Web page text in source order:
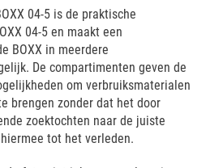
04-5 is de praktische
04-5 en maakt een
BOXX in meerdere
De compartimenten geven de
om verbruiksmaterialen
brengen zonder dat het door
zoektochten naar de juiste
tot het verleden.